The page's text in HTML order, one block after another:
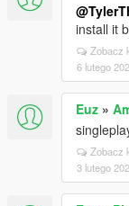
install it
Zobacz
6 lutego
Euz »
Zobacz
3 lutego